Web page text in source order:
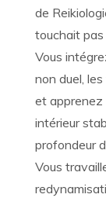
de
touchait pas
Vous
non duel,
et apprenez
intérieur
profondeur
Vous